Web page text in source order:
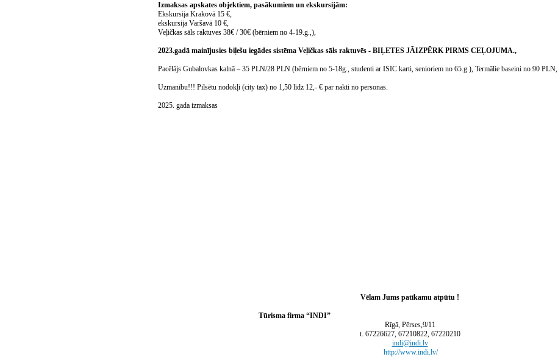
Izmaksas apskates objektiem, pasākumiem un ekskursijām:
Ekskursija Krakovā 15 €,
ekskursija Varšavā 10 €,
Veļičkas sāls raktuves 38€ / 30€ (bērniem no 4-19.g.,),
2023.gadā mainījusies biļešu iegādes sistēma Veļičkas sāls raktuvēs - BIĻETES JĀIZPĒRK PIRMS CEĻOJUMA.,
Pacēlājs Gubalovkas kalnā – 35 PLN/28 PLN (bērniem no 5-18g., studenti ar ISIC karti, senioriem no 65.g.), Termālie baseini no 90 PLN,
Uzmanību!!! Pilsētu nodokļi (city tax) no 1,50 līdz 12,- € par nakti no personas.
2025. gada izmaksas
Vēlam Jums patīkamu atpūtu !
Tūrisma firma “INDI”
Rīgā, Pērses,9/11
t. 67226627, 67210822, 67220210
indi@indi.lv
http://www.indi.lv/